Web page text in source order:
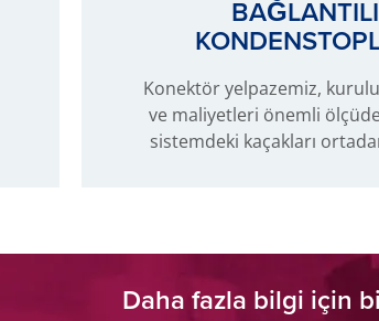
BAĞLANTILI
Konektör yelpazemiz,
ve maliyetleri önemli
sistemdeki kaçakları
Daha fazla bilgi için